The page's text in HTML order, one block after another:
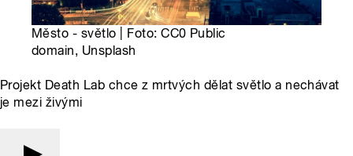
Město - světlo | Foto: CC0 Public
domain, Unsplash
Projekt Death Lab chce z mrtvých dělat světlo a nechávat
je mezi živými